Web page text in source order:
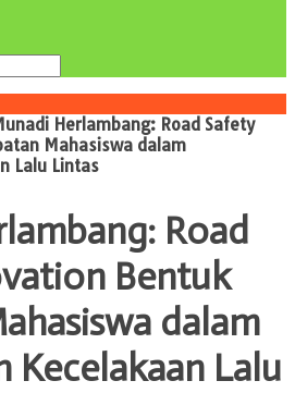
Herlambang: Road Safety
Mahasiswa dalam
Lalu Lintas
Road
Bentuk
dalam
Kecelakaan Lalu